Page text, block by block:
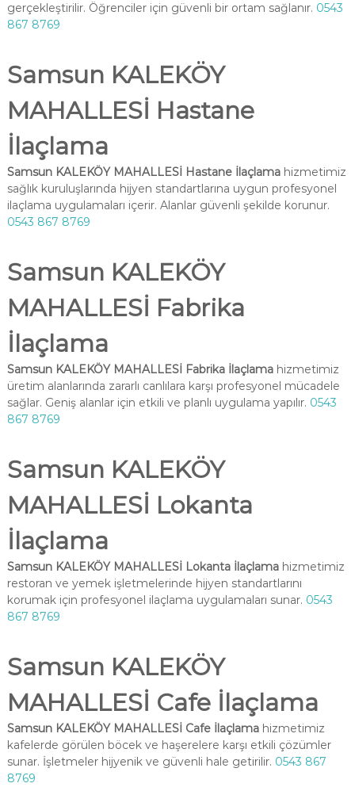
gerçekleştirilir. Öğrenciler için güvenli bir ortam sağlanır. 0543
867 8769
Samsun KALEKÖY
MAHALLESİ Hastane
İlaçlama
Samsun KALEKÖY MAHALLESİ Hastane İlaçlamahizmetimiz
sağlık kuruluşlarında hijyen standartlarına uygun profesyonel
ilaçlama uygulamaları içerir. Alanlar güvenli şekilde korunur.
0543 867 8769
Samsun KALEKÖY
MAHALLESİ Fabrika
İlaçlama
Samsun KALEKÖY MAHALLESİ Fabrika İlaçlamahizmetimiz
üretim alanlarında zararlı canlılara karşı profesyonel mücadele
sağlar. Geniş alanlar için etkili ve planlı uygulama yapılır. 0543
867 8769
Samsun KALEKÖY
MAHALLESİ Lokanta
İlaçlama
Samsun KALEKÖY MAHALLESİ Lokanta İlaçlamahizmetimiz
restoran ve yemek işletmelerinde hijyen standartlarını
korumak için profesyonel ilaçlama uygulamaları sunar. 0543
867 8769
Samsun KALEKÖY
MAHALLESİ Cafe İlaçlama
Samsun KALEKÖY MAHALLESİ Cafe İlaçlamahizmetimiz
kafelerde görülen böcek ve haşerelere karşı etkili çözümler
sunar. İşletmeler hijyenik ve güvenli hale getirilir. 0543 867
8769